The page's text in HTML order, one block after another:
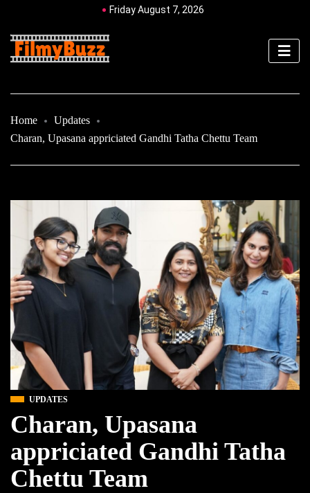
Friday August 7, 2026
Home
Updates
Charan, Upasana appriciated Gandhi Tatha Chettu Team
UPDATES
Charan, Upasana
appriciated Gandhi Tatha
Chettu Team